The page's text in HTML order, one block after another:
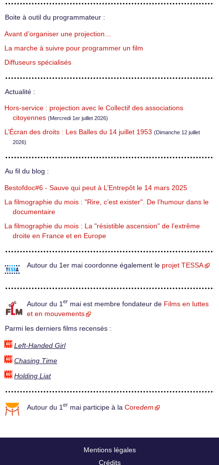
Boite à outil du programmateur :
Avant d’organiser une projection…
La marche à suivre pour programmer un film
Diffuseurs spécialisés
Actualité :
Hors-service : projection avec le Collectif des associations
citoyennes (Mercredi 1er juillet 2026)
L’Écran des droits : Les Balles du 14 juillet 1953 (Dimanche 12 juillet
2026)
Au fil du blog :
Bestofdoc#6 - Sauve qui peut à L’Entrepôt le 14 mars 2025
La filmographie du mois : "Rire, c’est exister". De l’humour dans le
documentaire
La filmographie du mois : La "résistible ascension" de l’extrême
droite en France et en Europe
Autour du 1er mai coordonne également le projet TESSA
Autour du 1 er mai est membre fondateur de Films en luttes
et en mouvements
Parmi les derniers films recensés :
Left-Handed Girl
Chasing Time
Holding Liat
Autour du 1 er mai participe à la Coredem
Mentions légales
Crédits